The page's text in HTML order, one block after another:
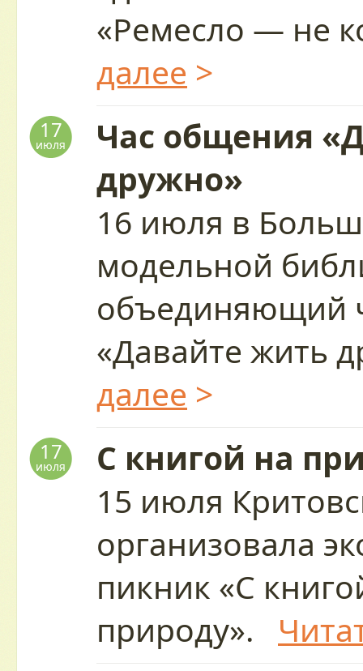
«Ремесло — не
далее >
17
июля
Час общения
дружно»
16 июля в
модельной
объединяющий
«Давайте жить
далее >
17
июля
С книгой на
15 июля
организовала
пикник «С
природу».